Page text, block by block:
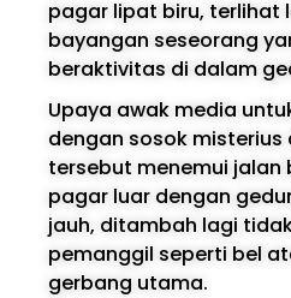
pagar lipat biru,
bayangan seseorang
beraktivitas di dalam
Upaya awak media
dengan sosok
tersebut menemui
pagar luar dengan
jauh, ditambah lagi
pemanggil seperti bel
gerbang utama.